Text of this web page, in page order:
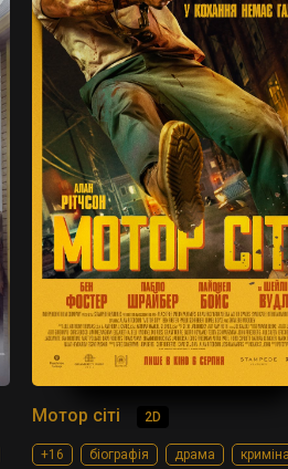
Мотор сіті 2D
+16 біографія драма